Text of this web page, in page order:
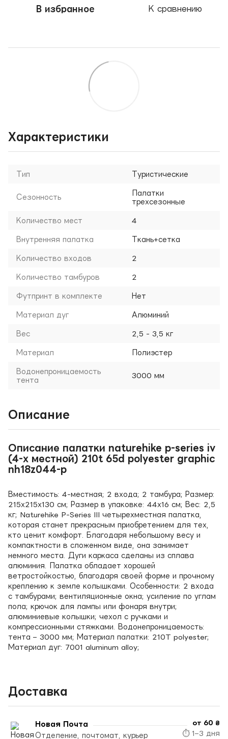
В избранное К сравнению
Характеристики
Тип Туристические
Сезонность
Палатки
трехсезонные
Количество мест 4
Внутренняя палатка Ткань+сетка
Количество входов 2
Количество тамбуров 2
Футпринт в комплекте Нет
Материал дуг Алюминий
Вес 2,5 - 3,5 кг
Материал Полиэстер
Водонепроницаемость
тента
3000 мм
Описание
Описание палатки naturehike p-series iv
(4-х местной) 210t 65d polyester graphic
nh18z044-p
Вместимость: 4-местная; 2 входа; 2 тамбура; Размер:
215х215х130 см; Размер в упаковке: 44х16 см; Вес: 2,5
кг; Naturehike P-Series III четырехместная палатка,
которая станет прекрасным приобретением для тех,
кто ценит комфорт. Благодаря небольшому весу и
компактности в сложенном виде, она занимает
немного места. Дуги каркаса сделаны из сплава
алюминия. Палатка обладает хорошей
ветростойкостью, благодаря своей форме и прочному
креплению к земле колышками. Особенности: 2 входа
с тамбурами; вентиляционные окна; усиление по углам
пола; крючок для лампы или фонаря внутри;
алюминиевые колышки; чехол с ручками и
компрессионными стяжками. Водонепроницаемость:
тента – 3000 мм; Материал палатки: 210T polyester;
Материал дуг: 7001 aluminum alloy;
Доставка
Новая Почта
Отделение, почтомат, курьер
от 60 ₴
⏱ 1–3 дня